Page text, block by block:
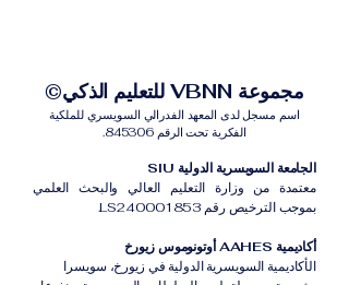
مجموعة VBNN للتعليم الذكي©
اسم مسجل لدى المعهد الفدرالي السويسري للملكية
الفكرية تحت الرقم 845306.
الجامعة السويسرية الدولية SIU
معتمدة من وزارة التعليم العالي والبحث العلمي
بموجب الترخيص رقم LS240001853.
أكاديمية AAHES أوتونوموس زيورخ
الأكاديمية السويسرية الدولية في زيورخ، سويسرا